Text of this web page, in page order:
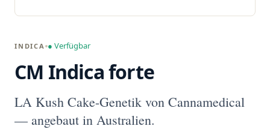
INDICA ● Verfügbar
CM Indica forte
LA Kush Cake-Genetik von Cannamedical
— angebaut in Australien.